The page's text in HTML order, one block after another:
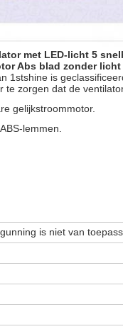
met LED-licht 5
Abs blad zonder licht
1stshine is
zorgen dat de
gelijkstroommotor.
lemmen.
is niet van